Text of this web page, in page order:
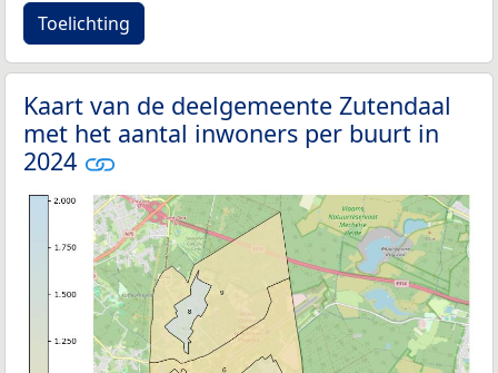
Toelichting
Kaart van de deelgemeente Zutendaal
met het aantal inwoners per buurt in
2024